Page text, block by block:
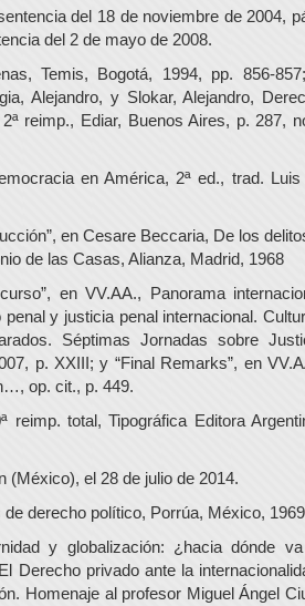
del 18 de noviembre de 2004,
del 2 de mayo de 2008.
Temis, Bogotá, 1994, pp. 856-
Alejandro, y Slokar, Alejandro,
reimp., Ediar, Buenos Aires, p. 287,
en América, 2ª ed., trad.
en Cesare Beccaria, De los
de las Casas, Alianza, Madrid, 1968
en VV.AA., Panorama
y justicia penal internacional.
Séptimas Jornadas sobre
p. XXIII; y “Final Remarks”, en
op. cit., p. 449.
reimp. total, Tipográfica Editora
(México), el 28 de julio de 2014.
derecho político, Porrúa, México,
y globalización: ¿hacia dónde
Derecho privado ante la
Homenaje al profesor Miguel Ángel